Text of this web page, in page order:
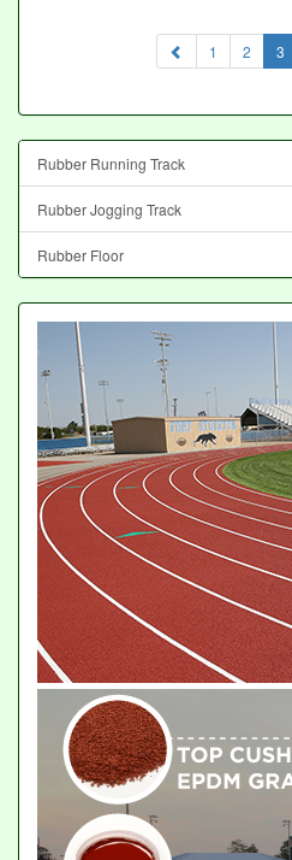
1 2 3
Rubber Running Track
Rubber Jogging Track
Rubber Floor